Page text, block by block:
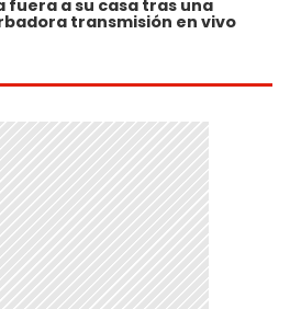
fuera a su casa tras una
transmisión en vivo